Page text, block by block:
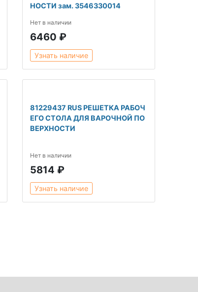
НОСТИ зам. 3546330014
Нет в наличии
6460 ₽
Узнать наличие
81229437 RUS РЕШЕТКА РАБОЧ
ЕГО СТОЛА ДЛЯ ВАРОЧНОЙ ПО
ВЕРХНОСТИ
Нет в наличии
5814 ₽
Узнать наличие